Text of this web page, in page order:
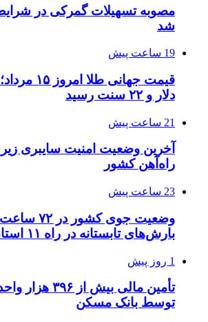
مصوبه تسهیلات گمرکی در
شد
19 ساعت پیش
دلار و ۲۲ سنت رسید
21 ساعت پیش
آخرین وضعیت امنیت سایبری
راه‌آهن کشور
23 ساعت پیش
وضعیت جوی
بارش‌های تابستانه در راه ۱۱ استان
1 روز پیش
تأمین مالی بیش
توسط بانک مسکن